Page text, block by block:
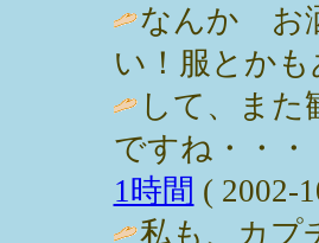
なんか お
い！服とかも
して、ま
ですね・・
1時間 ( 2002-
私も、カプ